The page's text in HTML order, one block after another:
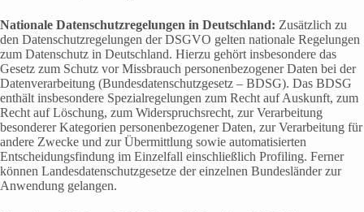
Nationale Datenschutzregelungen in Deutschland: Zusätzlich zu
den Datenschutzregelungen der DSGVO gelten nationale Regelungen
zum Datenschutz in Deutschland. Hierzu gehört insbesondere das
Gesetz zum Schutz vor Missbrauch personenbezogener Daten bei der
Datenverarbeitung (Bundesdatenschutzgesetz – BDSG). Das BDSG
enthält insbesondere Spezialregelungen zum Recht auf Auskunft, zum
Recht auf Löschung, zum Widerspruchsrecht, zur Verarbeitung
besonderer Kategorien personenbezogener Daten, zur Verarbeitung für
andere Zwecke und zur Übermittlung sowie automatisierten
Entscheidungsfindung im Einzelfall einschließlich Profiling. Ferner
können Landesdatenschutzgesetze der einzelnen Bundesländer zur
Anwendung gelangen.